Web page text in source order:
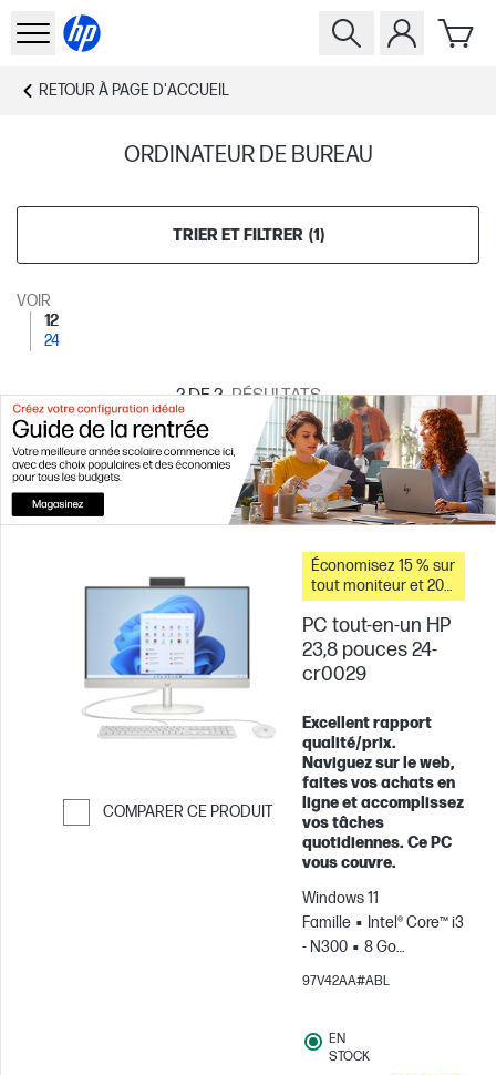
RETOUR À PAGE D'ACCUEIL
ORDINATEUR DE BUREAU
TRIER ET FILTRER (1)
VOIR
12
24
2DE 2 RÉSULTATS
COMPARER CE PRODUIT
Économisez 15 % sur
tout moniteur et 20
% sur les
accessoires pour PC
lorsque vous
achetez ce PC.
PC tout-en-un HP
23,8 pouces 24-
cr0029
Excellent rapport
qualité/prix.
Naviguez sur le web,
faites vos achats en
ligne et accomplissez
vos tâches
quotidiennes. Ce PC
vous couvre.
Windows 11
Famille
Intel® Core™ i3
- N300
8 Go
RAM
512 Go Disque
Intel® UHD
97V42AA#ABL
EN
STOCK